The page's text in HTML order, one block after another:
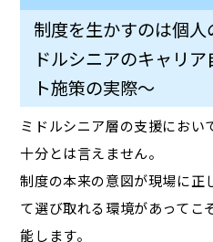
制度を生かすのは個
ドルシニアのキャリ
ト施策の実際～
ミドルシニア層の支援におい
十分とは言えません。
制度の本来の意図が現場に正
て選び取れる環境があってこ
能します。